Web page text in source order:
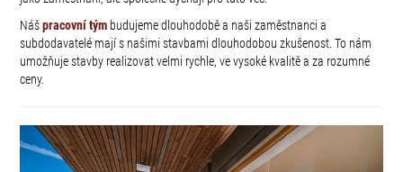
Nášpracovní tým budujeme dlouhodobě a naši zaměstnanci a
subdodavatelé mají s našimi stavbami dlouhodobou zkušenost. To nám
umožňuje stavby realizovat velmi rychle, ve vysoké kvalitě a za rozumné
ceny.